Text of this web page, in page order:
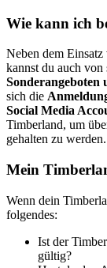
Wie kann ich
Neben dem
kannst du auch von
Sonderangeboten
sich die
Social Media
Timberland, um
gehalten zu werden.
Mein
Wenn dein
folgendes:
Ist der
gültig?